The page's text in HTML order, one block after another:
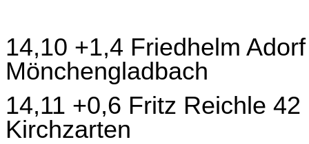
14,10 +1,4 Friedhelm
Mönchengladbach
14,11 +0,6 Fritz Reichle
Kirchzarten